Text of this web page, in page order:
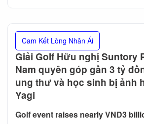
Cam Kết Lòng Nhân Ái
Giải Golf Hữu nghị Suntory
Nam quyên góp gần 3 tỷ
ung thư và học sinh bị ảnh
Yagi
Golf event raises nearly VND3